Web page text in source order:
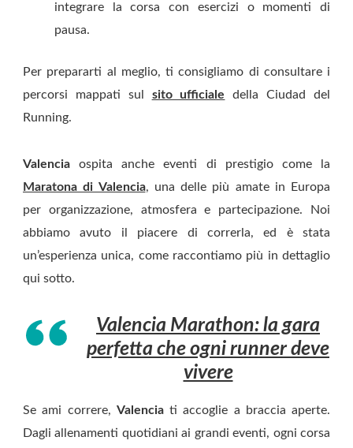
integrare la corsa con esercizi o momenti di
pausa.
Per prepararti al meglio, ti consigliamo di consultare i
percorsi mappati sul sito ufficiale della Ciudad del
Running.
Valencia ospita anche eventi di prestigio come la
Maratona di Valencia, una delle più amate in Europa
per organizzazione, atmosfera e partecipazione. Noi
abbiamo avuto il piacere di correrla, ed è stata
un’esperienza unica, come raccontiamo più in dettaglio
qui sotto.
Valencia Marathon: la gara
perfetta che ogni runner deve
vivere
Se ami correre, Valenciati accoglie a braccia aperte.
Dagli allenamenti quotidiani ai grandi eventi, ogni corsa